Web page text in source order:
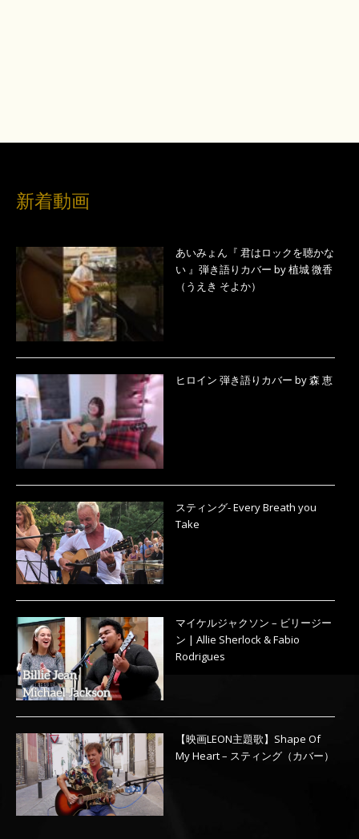
新着動画
あいみょん『 君はロックを聴かな
い 』弾き語りカバー by 植城 微香
（うえき そよか）
ヒロイン 弾き語りカバー by 森 恵
スティング- Every Breath you
Take
マイケルジャクソン – ビリージー
ン | Allie Sherlock & Fabio
Rodrigues
【映画LEON主題歌】Shape Of
My Heart – スティング（カバー）